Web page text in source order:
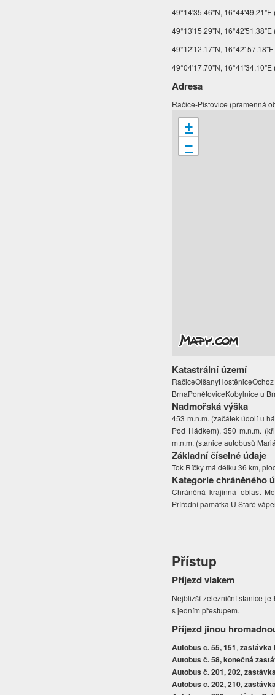
49°14'35.46"N,
49°13'15.29"N,
49°12'12.17"N, 16°42'
49°04'17.70"N,
Adresa
Račice-Pístovice (pramenná
+
−
Katastrální území
BrnaPonětoviceKobylnice u
Nadmořská výška
453 m.n.m. (začátek údolí u
Pod Hádkem), 350 m.n.m.
m.n.m. (stanice autobusů
Základní číselné údaje
Tok Říčky má délku 36 km,
Kategorie chráněného
Chráněná krajinná oblast
Přírodní památka U Staré
Přístup
Příjezd vlakem
Nejbližší železniční stanice je
s jedním přestupem.
Příjezd jinou
Autobus č. 55, 151,zastávka
Autobus č. 58, konečná
Autobus č. 201, 202,
Autobus č. 202, 210,